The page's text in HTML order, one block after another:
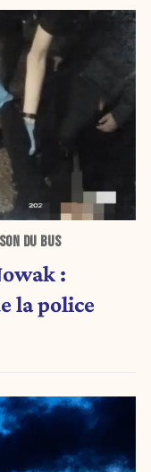
DU BUS
:
la police